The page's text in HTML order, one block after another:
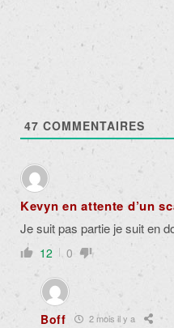
47 COMMENTAIRES
Kevyn en attente d’un
Je suit pas partie je suit en
12 0
Boff 2 mois il y a